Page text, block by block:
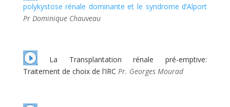
polykystose rénale dominante et le syndrome d’Alport
Pr Dominique Chauveau
La Transplantation rénale pré-emptive:
Traitement de choix de l’IRC Pr. Georges Mourad